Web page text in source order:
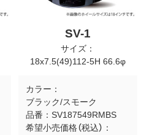
SV-1
サイズ：
18x7.5(49)112-5H 66.6φ
カラー：
ブラック/スモーク
品番： SV187549RMBS
希望小売価格（税込）：